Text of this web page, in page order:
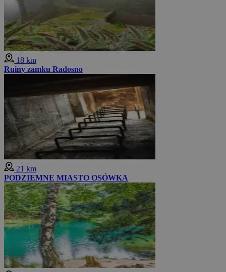
18 km
Ruiny zamku Radosno
21 km
PODZIEMNE MIASTO OSÓWKA